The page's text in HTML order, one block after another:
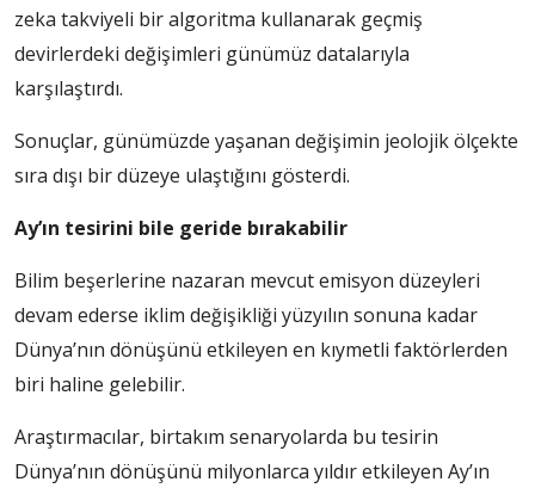
zeka takviyeli bir algoritma kullanarak geçmiş
devirlerdeki değişimleri günümüz datalarıyla
karşılaştırdı.
Sonuçlar, günümüzde yaşanan değişimin jeolojik ölçekte
sıra dışı bir düzeye ulaştığını gösterdi.
Ay’ın tesirini bile geride bırakabilir
Bilim beşerlerine nazaran mevcut emisyon düzeyleri
devam ederse iklim değişikliği yüzyılın sonuna kadar
Dünya’nın dönüşünü etkileyen en kıymetli faktörlerden
biri haline gelebilir.
Araştırmacılar, birtakım senaryolarda bu tesirin
Dünya’nın dönüşünü milyonlarca yıldır etkileyen Ay’ın